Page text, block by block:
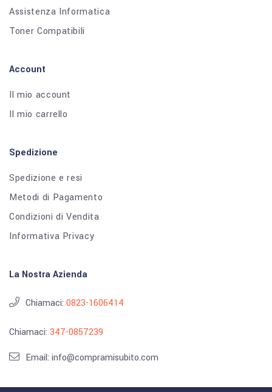
Assistenza Informatica
Toner Compatibili
Account
Il mio account
Il mio carrello
Spedizione
Spedizione e resi
Metodi di Pagamento
Condizioni di Vendita
Informativa Privacy
La Nostra Azienda
Chiamaci: 0823-1606414
Chiamaci: 347-0857239
Email: info@compramisubito.com